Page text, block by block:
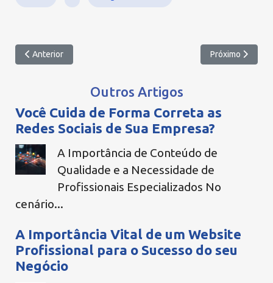
Artigo anterior: Desvendando a Loja Integrada: Facilidades e
Anterior Próximo artigo:
Próximo
Outros Artigos
Você Cuida de Forma Correta as
Redes Sociais de Sua Empresa?
A Importância de Conteúdo de
Qualidade e a Necessidade de
Profissionais Especializados No
cenário...
A Importância Vital de um Website
Profissional para o Sucesso do seu
Negócio